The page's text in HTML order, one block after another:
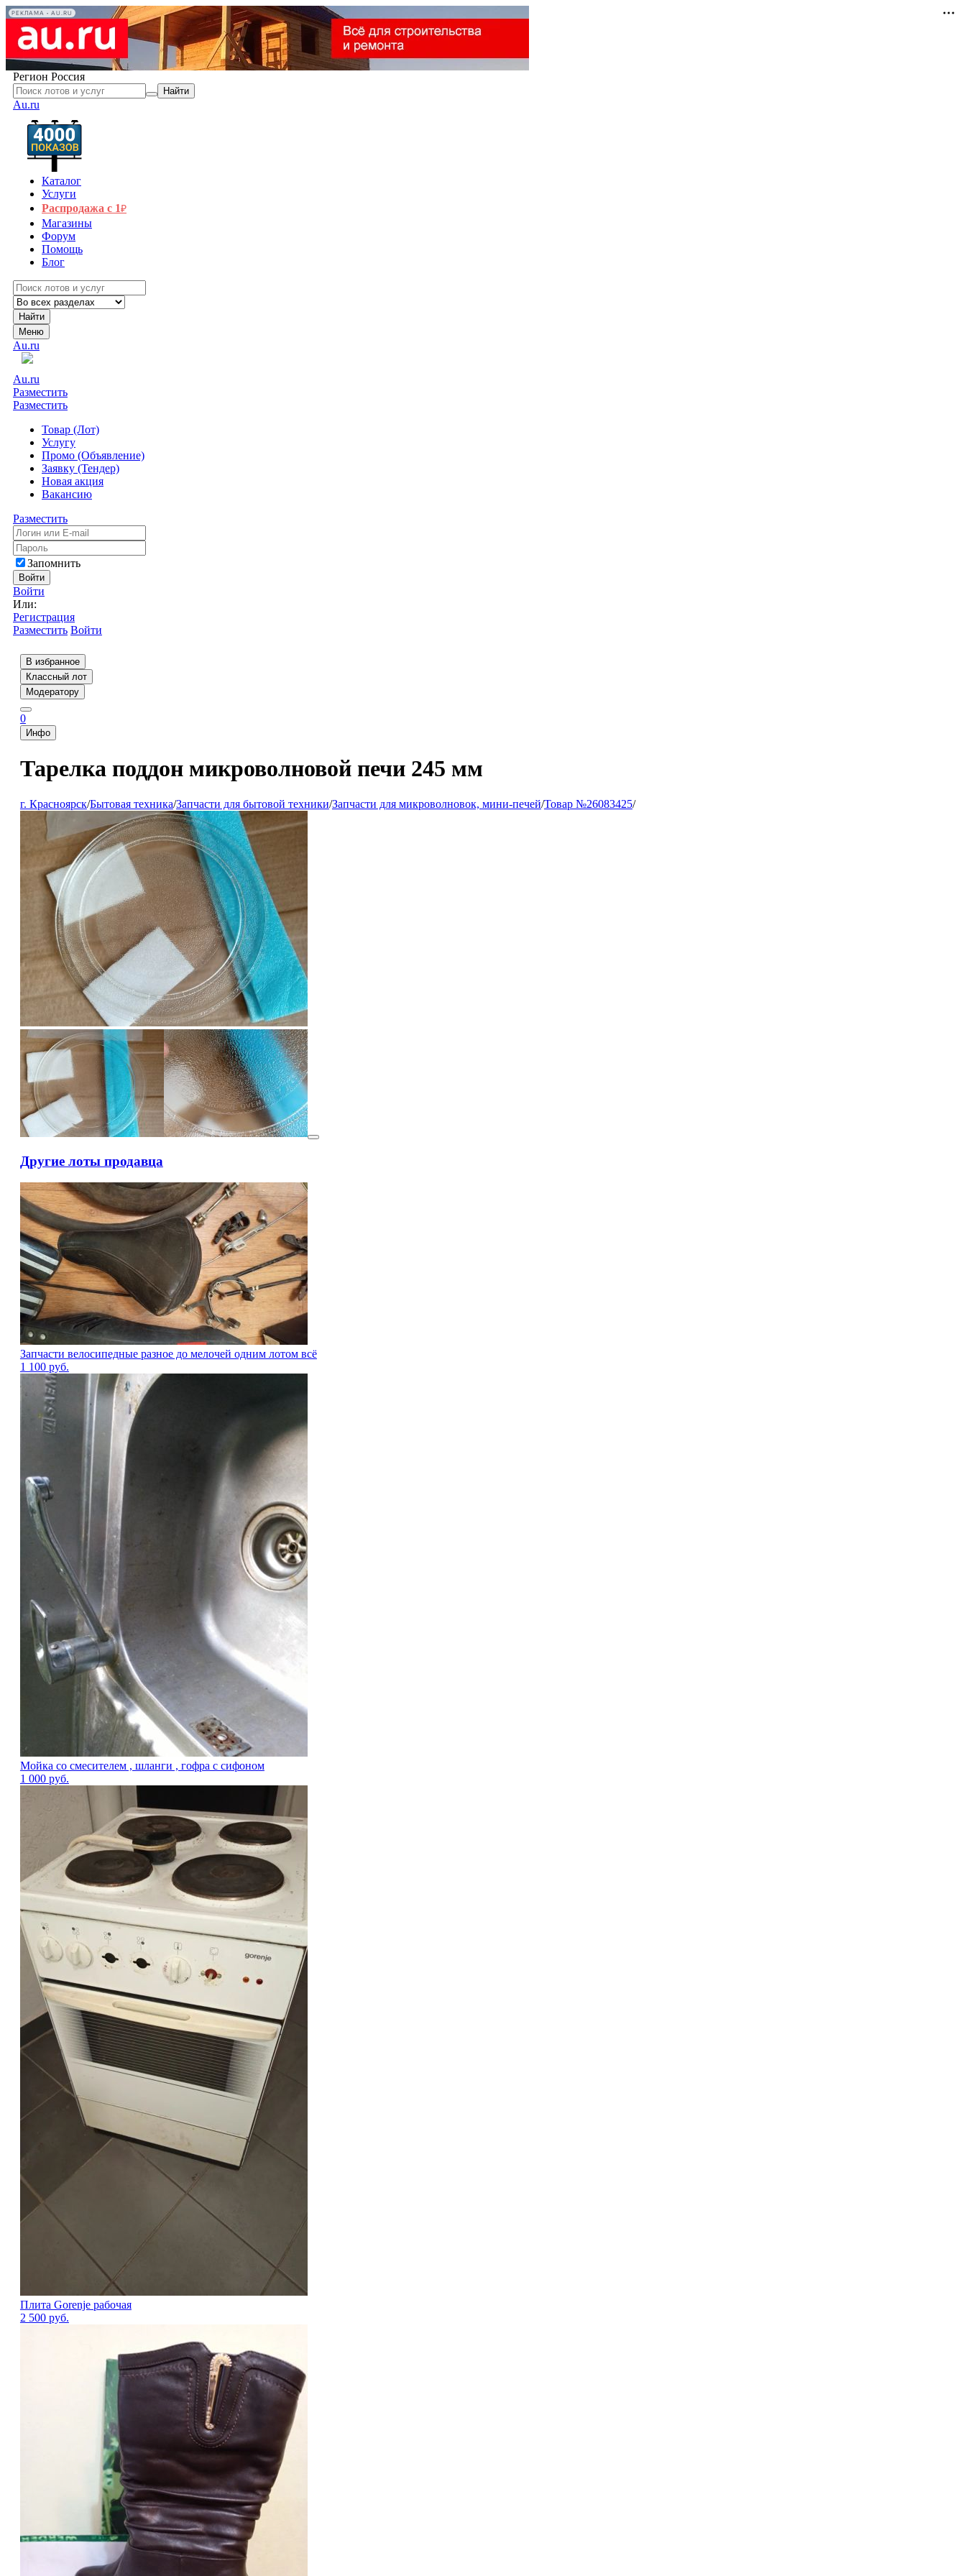
РЕКЛАМА • AU.RU
Регион Россия
Найти
Au.ru
Каталог
Услуги
Распродажа с 1₽
Магазины
Форум
Помощь
Блог
Найти
Меню
Au.ru
Au.ru
Разместить
Разместить
Товар (Лот)
Услугу
Промо (Объявление)
Заявку (Тендер)
Новая акция
Вакансию
Разместить
Запомнить
Войти
Войти
Или:
Регистрация
Разместить Войти
В избранное
Классный лот
Модератору
0
Инфо
Тарелка поддон микроволновой печи 245 мм
г. Красноярск/Бытовая техника/Запчасти для бытовой техники/Запчасти для микроволновок, мини-печей/Товар №26083425/
Другие лоты продавца
Запчасти велосипедные разное до мелочей одним лотом всё
1 100 руб.
Мойка со смесителем , шланги , гофра с сифоном
1 000 руб.
Плита Gorenje рабочая
2 500 руб.